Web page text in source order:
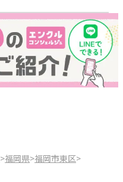
>福岡県>福岡市東区>